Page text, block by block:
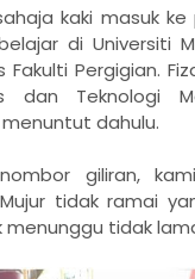
kaki masuk
di Universiti
Pergigian.
dan Teknologi
dahulu.
giliran,
tidak ramai
menunggu tidak